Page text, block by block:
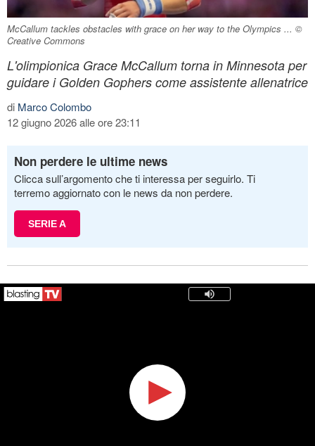
McCallum tackles obstacles with grace on her way to the Olympics ... ©
Creative Commons
L'olimpionica Grace McCallum torna in Minnesota per
guidare i Golden Gophers come assistente allenatrice
di Marco Colombo
12 giugno 2026 alle ore 23:11
Non perdere le ultime news
Clicca sull’argomento che ti interessa per seguirlo. Ti
terremo aggiornato con le news da non perdere.
SERIE A